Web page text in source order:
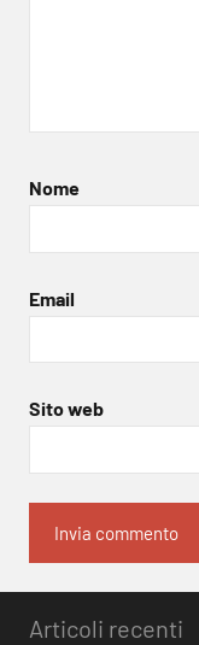
Nome
Email
Sito web
Articoli recenti